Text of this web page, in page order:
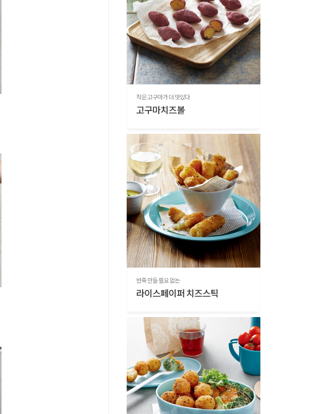
작은 고구마가 더 맛있다
고구마치즈볼
반죽 만들 필요 없는
라이스페이퍼 치즈스틱